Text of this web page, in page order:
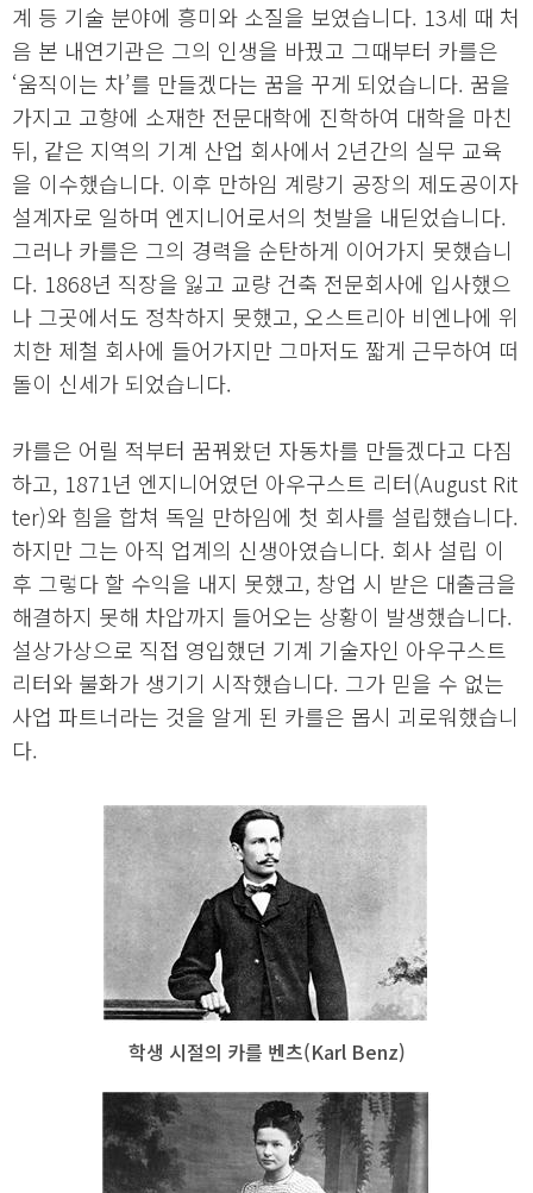
계 등 기술 분야에 흥미와 소질을 보였습니다. 13세 때 처
음 본 내연기관은 그의 인생을 바꿨고 그때부터 카를은
‘움직이는 차’를 만들겠다는 꿈을 꾸게 되었습니다. 꿈을
가지고 고향에 소재한 전문대학에 진학하여 대학을 마친
뒤, 같은 지역의 기계 산업 회사에서 2년간의 실무 교육
을 이수했습니다. 이후 만하임 계량기 공장의 제도공이자
설계자로 일하며 엔지니어로서의 첫발을 내딛었습니다.
그러나 카를은 그의 경력을 순탄하게 이어가지 못했습니
다. 1868년 직장을 잃고 교량 건축 전문회사에 입사했으
나 그곳에서도 정착하지 못했고, 오스트리아 비엔나에 위
치한 제철 회사에 들어가지만 그마저도 짧게 근무하여 떠
돌이 신세가 되었습니다.
카를은 어릴 적부터 꿈꿔왔던 자동차를 만들겠다고 다짐
하고, 1871년 엔지니어였던 아우구스트 리터(August Rit
ter)와 힘을 합쳐 독일 만하임에 첫 회사를 설립했습니다.
하지만 그는 아직 업계의 신생아였습니다. 회사 설립 이
후 그렇다 할 수익을 내지 못했고, 창업 시 받은 대출금을
해결하지 못해 차압까지 들어오는 상황이 발생했습니다.
설상가상으로 직접 영입했던 기계 기술자인 아우구스트
리터와 불화가 생기기 시작했습니다. 그가 믿을 수 없는
사업 파트너라는 것을 알게 된 카를은 몹시 괴로워했습니
다.
학생 시절의 카를 벤츠(Karl Benz)